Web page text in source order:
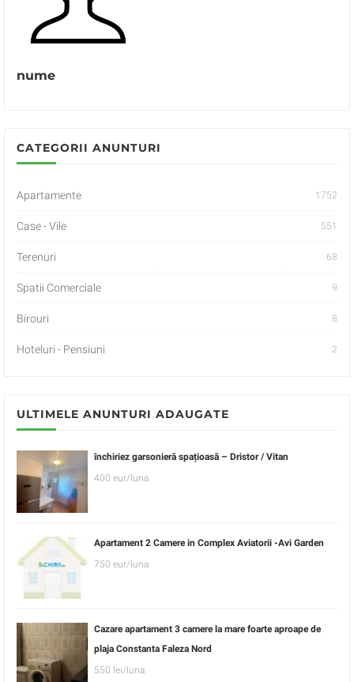
nume
CATEGORII ANUNTURI
Apartamente 1752
Case - Vile 551
Terenuri 68
Spatii Comerciale 9
Birouri 8
Hoteluri - Pensiuni 2
ULTIMELE ANUNTURI ADAUGATE
închiriez garsonieră spațioasă – Dristor / Vitan
400 eur/luna
Apartament 2 Camere in Complex Aviatorii -Avi Garden
750 eur/luna
Cazare apartament 3 camere la mare foarte aproape de
plaja Constanta Faleza Nord
550 lei/luna